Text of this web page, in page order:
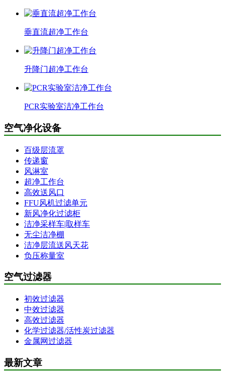
垂直流超净工作台
升降门超净工作台
PCR实验室洁净工作台
空气净化设备
百级层流罩
传递窗
风淋室
超净工作台
高效送风口
FFU风机过滤单元
新风净化过滤柜
洁净采样车|取样车
无尘洁净棚
洁净层流送风天花
负压称量室
空气过滤器
初效过滤器
中效过滤器
高效过滤器
化学过滤器/活性炭过滤器
金属网过滤器
最新文章